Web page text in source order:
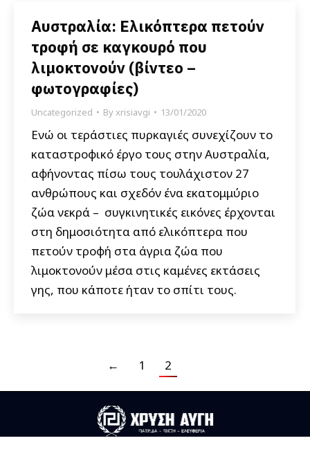
Αυστραλία: Ελικόπτερα πετούν
τροφή σε καγκουρό που
λιμοκτονούν (βίντεο –
φωτογραφίες)
Uncategorized Byxrisiavgi 13/01/2020
Ενώ οι τεράστιες πυρκαγιές συνεχίζουν το
καταστροφικό έργο τους στην Αυστραλία,
αφήνοντας πίσω τους τουλάχιστον 27
ανθρώπους και σχεδόν ένα εκατομμύριο
ζώα νεκρά – συγκινητικές εικόνες έρχονται
στη δημοσιότητα από ελικόπτερα που
πετούν τροφή στα άγρια ζώα που
λιμοκτονούν μέσα στις καμένες εκτάσεις
γης, που κάποτε ήταν το σπίτι τους.
← 1 2